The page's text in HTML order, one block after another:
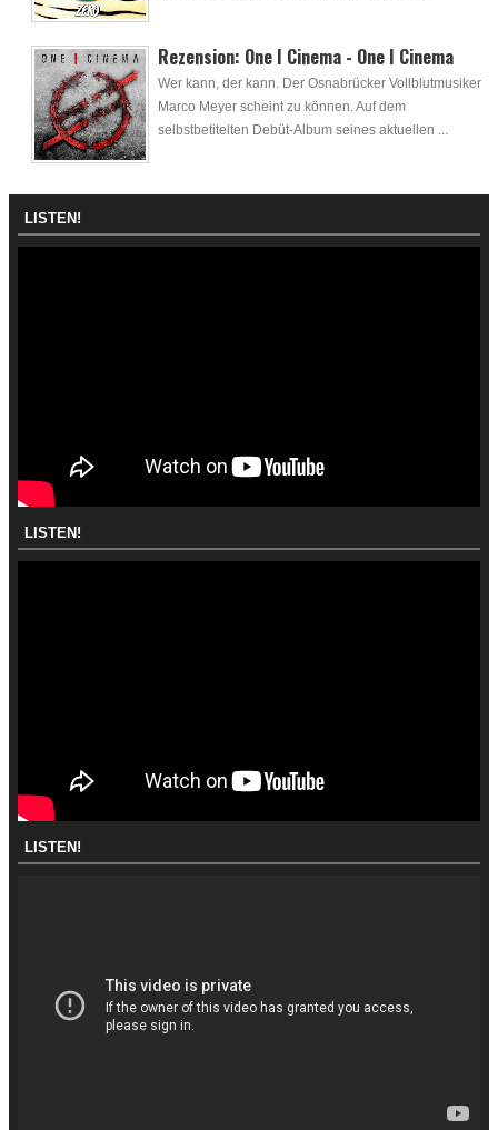
Rezension: One I Cinema - One I Cinema
Wer kann, der kann. Der Osnabrücker Vollblutmusiker
Marco Meyer scheint zu können. Auf dem
selbstbetitelten Debüt-Album seines aktuellen ...
LISTEN!
LISTEN!
LISTEN!